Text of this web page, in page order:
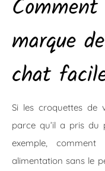
marque
chat
Si les croquettes de
parce qu’il a pris du
exemple,
alimentation sans le